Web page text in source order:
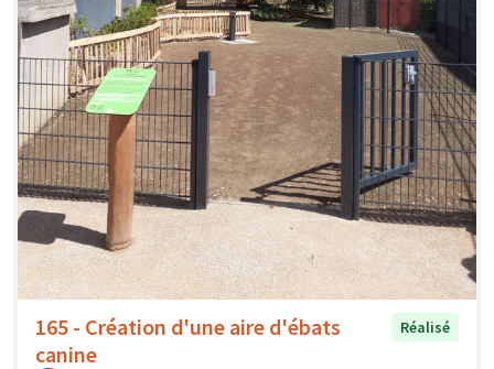
165 - Création d'une aire d'ébats
canine
Réalisé